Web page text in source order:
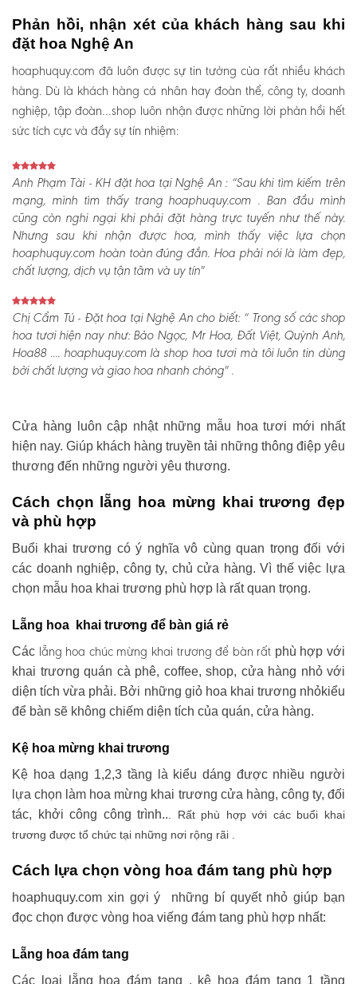
Phản hồi, nhận xét của khách hàng sau khi
đặt hoa Nghệ An
hoaphuquy.com đã luôn được sự tin tưởng của rất nhiều khách
hàng. Dù là khách hàng cá nhân hay đoàn thể, công ty, doanh
nghiệp, tập đoàn…shop luôn nhận được những lời phản hồi hết
sức tích cực và đầy sự tín nhiệm:
Anh Phạm Tài - KH đặt hoa tại Nghệ An :“Sau khi tìm kiếm trên
mạng, mình tìm thấy trang hoaphuquy.com . Ban đầu mình
cũng còn nghi ngại khi phải đặt hàng trực tuyến như thế này.
Nhưng sau khi nhận được hoa, mình thấy việc lựa chọn
hoaphuquy.com hoàn toàn đúng đắn. Hoa phải nói là làm đẹp,
chất lượng, dịch vụ tận tâm và uy tín"
Chị Cẩm Tú - Đặt hoa tại Nghệ An cho biết:“ Trong số các shop
hoa tươi hiện nay như: Bảo Ngọc, Mr Hoa, Đất Việt, Quỳnh Anh,
Hoa88 .... hoaphuquy.com là shop hoa tươi mà tôi luôn tin dùng
bởi chất lượng và giao hoa nhanh chóng" .
Cửa hàng luôn cập nhật những mẫu hoa tươi mới nhất
hiện nay. Giúp khách hàng truyền tải những thông điệp yêu
thương đến những người yêu thương.
Cách chọn lẵng hoa mừng khai trương đẹp
và phù hợp
Buổi khai trương có ý nghĩa vô cùng quan trọng đối với
các doanh nghiệp, công ty, chủ cửa hàng. Vì thế việc lựa
chọn mẫu hoa khai trương phù hợp là rất quan trọng.
Lẵng hoa khai trương để bàn giá rẻ
Các lẵng hoa chúc mừng khai trương để bàn rất phù hợp với
khai trương quán cà phê, coffee, shop, cửa hàng nhỏ với
diện tích vừa phải. Bởi những giỏ hoa khai trương nhỏkiểu
để bàn sẽ không chiếm diện tích của quán, cửa hàng.
Kệ hoa mừng khai trương
Kệ hoa dạng 1,2,3 tầng là kiểu dáng được nhiều người
lựa chọn làm hoa mừng khai trương cửa hàng, công ty, đối
tác, khởi công công trình.. . Rất phù hợp với các buổi khai
trương được tổ chức tại những nơi rộng rãi .
Cách lựa chọn vòng hoa đám tang phù hợp
hoaphuquy.com xin gợi ý những bí quyết nhỏ giúp bạn
đọc chọn được vòng hoa viếng đám tang phù hợp nhất:
Lẵng hoa đám tang
Các loại lẵng hoa đám tang , kệ hoa đám tang 1 tầng